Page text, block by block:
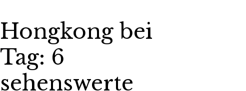
Hongkong bei
Tag: 6
sehenswerte